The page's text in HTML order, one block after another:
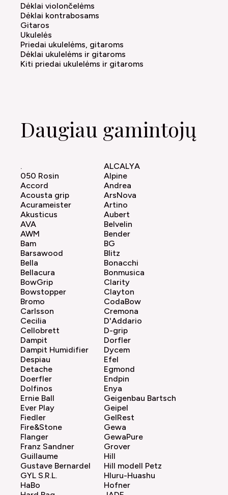
Dėklai violončelėms
Dėklai kontrabosams
Gitaros
Ukulelės
Priedai ukulelėms, gitaroms
Dėklai ukulelėms ir gitaroms
Kiti priedai ukulelėms ir gitaroms
Daugiau gamintojų
.
050 Rosin
Accord
Acousta grip
Acurameister
Akusticus
ALCALYA
Alpine
Andrea
ArsNova
Artino
Aubert
AVA
AWM
Bam
Barsawood
Bella
Bellacura
Belvelin
Bender
BG
Blitz
Bonacchi
Bonmusica
BowGrip
Bowstopper
Bromo
Carlsson
Cecilia
Cellobrett
Clarity
Clayton
CodaBow
Cremona
D'Addario
D-grip
Dampit
Dampit Humidifier
Despiau
Detache
Doerfler
Dolfinos
Dorfler
Dycem
Efel
Egmond
Endpin
Enya
Ernie Ball
Ever Play
Fiedler
Fire&Stone
Flanger
Franz Sandner
Geigenbau Bartsch
Geipel
GelRest
Gewa
GewaPure
Grover
Guillaume
Gustave Bernardel
GYL S.R.L.
HaBo
Hill
Hill modell Petz
Hluru-Huashu
Hofner